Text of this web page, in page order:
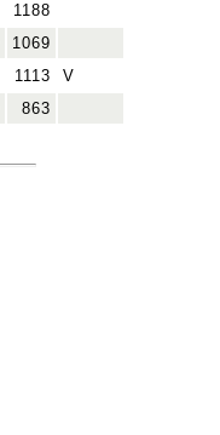
1188
1069
1113
V
863